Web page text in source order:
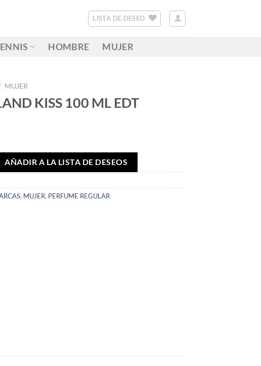
LISTA DE DESEO
HOMBRE MUJER
MUJER
KISS 100 ML EDT
AÑADIR A LA LISTA DE DESEOS
, MUJER, PERFUME REGULAR